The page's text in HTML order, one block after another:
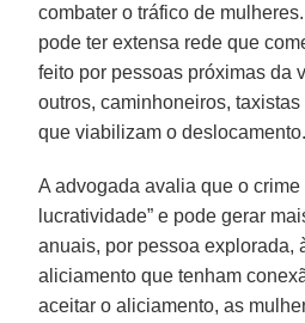
combater o tráfico de
pode ter extensa rede que
feito por pessoas próximas da
outros, caminhoneiros,
que viabilizam o deslocamento.
A advogada avalia que o crime
lucratividade” e pode gerar
anuais, por pessoa explorada,
aliciamento que tenham
aceitar o aliciamento, as